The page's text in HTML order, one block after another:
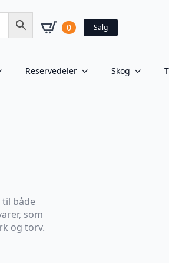
0 Salg
Reservedeler Skog
både
som
og torv.